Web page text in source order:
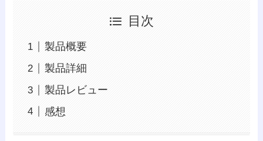
目次
製品概要
製品詳細
製品レビュー
感想